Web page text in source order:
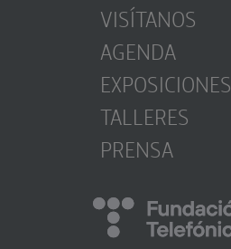
VISÍTANOS
AGENDA
EXPOSICIONES
TALLERES
PRENSA